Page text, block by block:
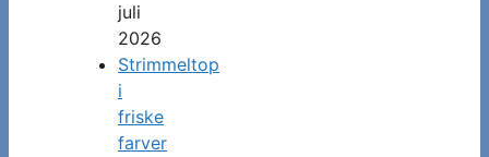
juli
2026
Strimmeltop
i
friske
farver